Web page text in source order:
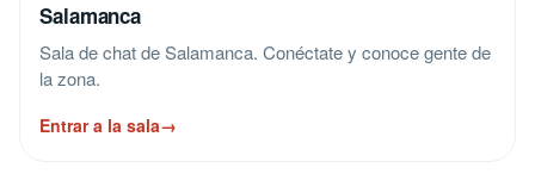
Salamanca
Sala de chat de Salamanca. Conéctate y conoce gente de
la zona.
Entrar a la sala→